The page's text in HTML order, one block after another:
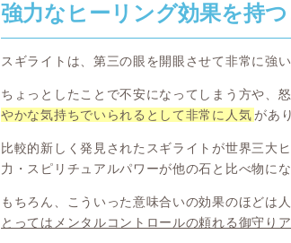
強力なヒーリング効果を持
スギライトは、第三の眼を開眼させて非常に強
ちょっとしたことで不安になってしまう方や、
やかな気持ちでいられるとして非常に人気 があ
比較的新しく発見されたスギライトが世界三大
力・スピリチュアルパワーが他の石と比べ物に
もちろん、こういった意味合いの効果のほどは
とってはメンタルコントロールの頼れる御守り